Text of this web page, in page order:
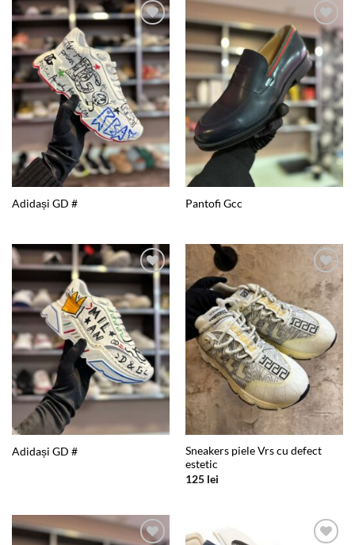
Add to
wishlist
Adidași GD #
Add to
wishlist
Pantofi Gcc
Add to
wishlist
Adidași GD #
Add to
wishlist
Sneakers piele Vrs cu defect
estetic
125 lei